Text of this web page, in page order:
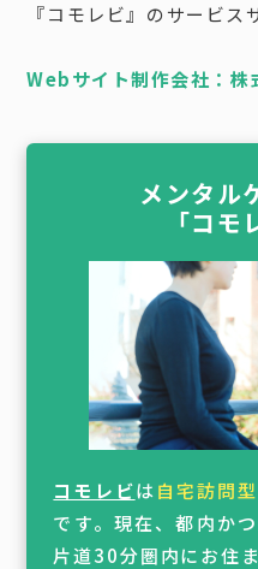
『コモレビ』のサービス
Webサイト制作会社：株
メンタル
「コ
コモレビは自宅訪問
です。現在、都内か
片道30分圏内にお住